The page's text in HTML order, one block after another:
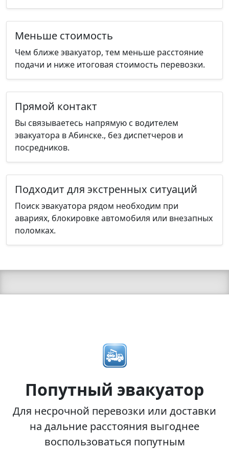
Меньше стоимость
Чем ближе эвакуатор, тем меньше расстояние
подачи и ниже итоговая стоимость перевозки.
Прямой контакт
Вы связываетесь напрямую с водителем
эвакуатора в Абинске., без диспетчеров и
посредников.
Подходит для экстренных ситуаций
Поиск эвакуатора рядом необходим при
авариях, блокировке автомобиля или внезапных
поломках.
Попутный эвакуатор
Для несрочной перевозки или доставки
на дальние расстояния выгоднее
воспользоваться попутным